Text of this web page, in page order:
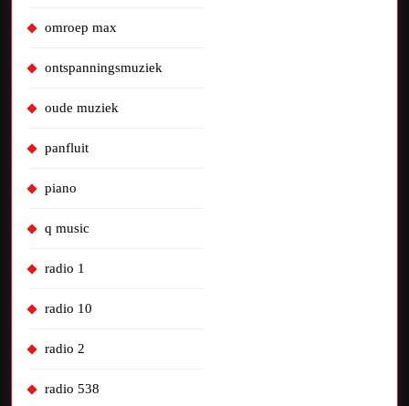
omroep max
ontspanningsmuziek
oude muziek
panfluit
piano
q music
radio 1
radio 10
radio 2
radio 538